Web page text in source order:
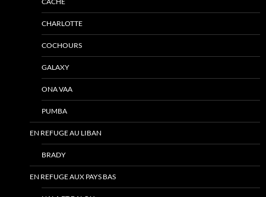
CHARLOTTE
COCHOURS
GALAXY
ONA VAA
PUMBA
EN REFUGE AU LIBAN
BRADY
EN REFUGE AUX PAYS BAS